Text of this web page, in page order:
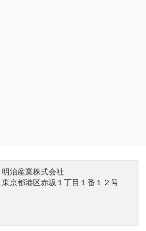
明治産業株式会社
東京都港区赤坂１丁目１番１２号